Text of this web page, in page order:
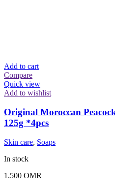
Add to cart
Compare
Quick view
Add to wishlist
Original Moroccan
125g *4pcs
Skin care, Soaps
In stock
1.500 OMR